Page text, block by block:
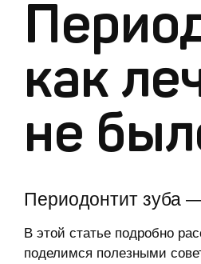
как
не
Периодонтит зуба
В этой статье подробно
поделимся полезными